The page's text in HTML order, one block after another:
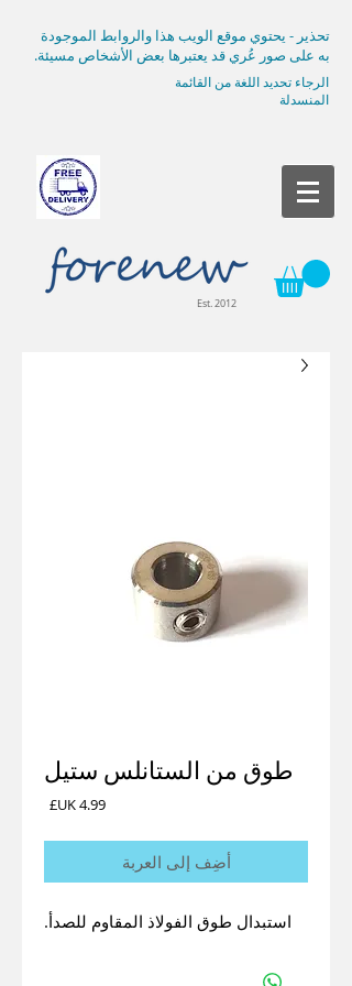
تحذير - يحتوي موقع الويب هذا والروابط الموجودة
به على صور عُري قد يعتبرها بعض الأشخاص مسيئة.
الرجاء تحديد اللغة من القائمة
المنسدلة
Est. 2012
طوق من الستانلس ستيل
السعر
أضِف إلى العربة
استبدال طوق الفولاذ المقاوم للصدأ.